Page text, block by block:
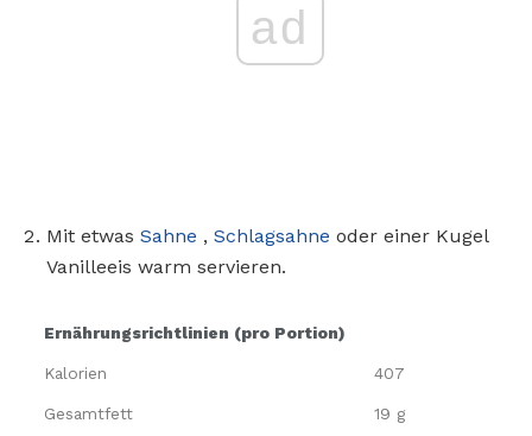
ad
Mit etwas Sahne , Schlagsahne oder einer Kugel
Vanilleeis warm servieren.
Ernährungsrichtlinien (pro Portion)
Kalorien 407
Gesamtfett 19 g